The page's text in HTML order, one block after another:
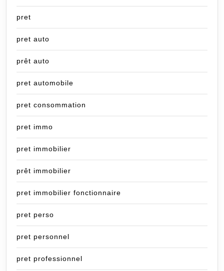
pret
pret auto
prêt auto
pret automobile
pret consommation
pret immo
pret immobilier
prêt immobilier
pret immobilier fonctionnaire
pret perso
pret personnel
pret professionnel